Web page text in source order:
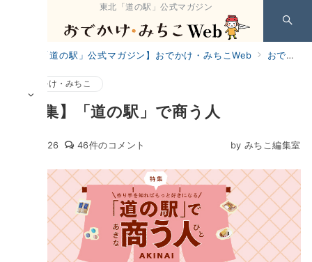
東北「道の駅」公式マガジン
【東北「道の駅」公式マガジン】おでかけ・みちこWeb おでかけ・みちこ
おでかけ・みちこ
【特集】「道の駅」で商う人
2020.3.26
【特
「道
の
駅」
で
商
う
人
【特
「道
の
駅」
で
商
う
人
46件のコメント by みちこ編集室